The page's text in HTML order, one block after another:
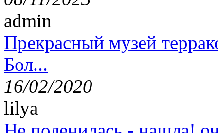
admin
Прекрасный музей
Бол...
16/02/2020
lilya